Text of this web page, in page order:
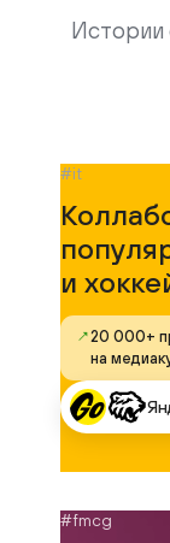
Истории
#it
и
↗20 000+
на
#fmcg